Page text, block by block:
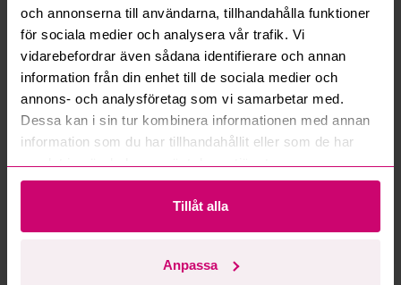
och annonserna till användarna, tillhandahålla funktioner
för sociala medier och analysera vår trafik. Vi
vidarebefordrar även sådana identifierare och annan
information från din enhet till de sociala medier och
annons- och analysföretag som vi samarbetar med.
Dessa kan i sin tur kombinera informationen med annan
information som du har tillhandahållit eller som de har
samlat in när du har använt deras tjänster.
Tillåt alla
Anpassa
Läs fler frågor och svar
Mer från samma kategori
5d 14h Haninge